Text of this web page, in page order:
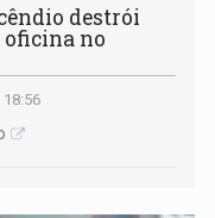
destrói
oficina no